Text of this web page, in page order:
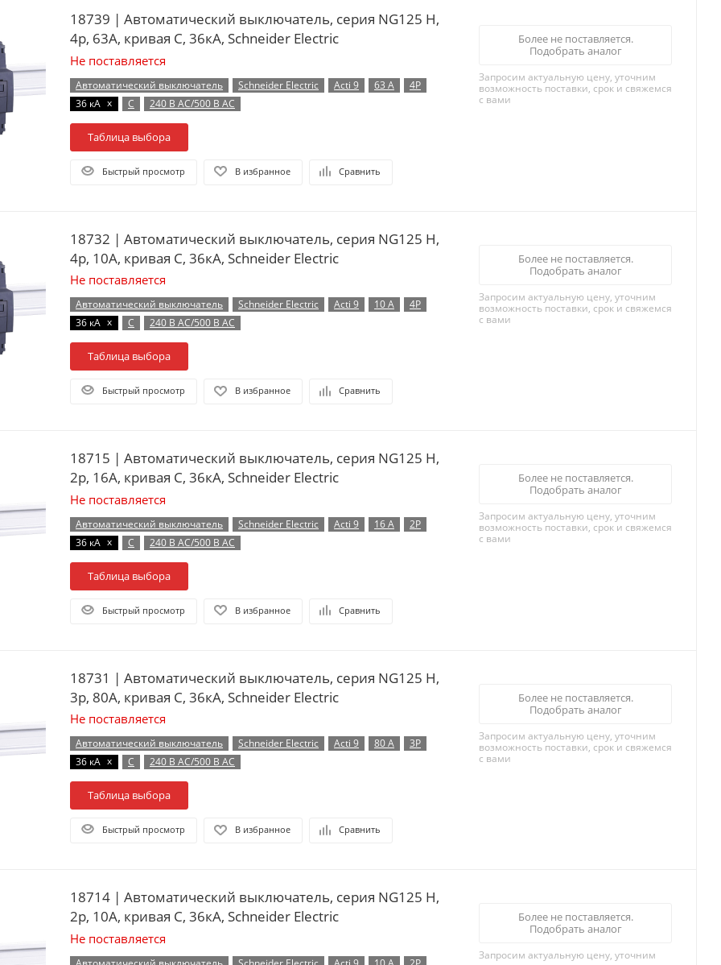
18739 | Автоматический выключатель, серия NG125 H,
4p, 63А, кривая C, 36кА, Schneider Electric
Не поставляется
Автоматический выключатель Schneider Electric Acti 9 63 А
4P
36 кА x C 240 В AC/500 В AC
Таблица выбора
Быстрый просмотр В избранное Сравнить
Более не поставляется.
Подобрать аналог
Запросим актуальную цену, уточним
возможность поставки, срок и свяжемся
с вами
18732 | Автоматический выключатель, серия NG125 H,
4p, 10А, кривая C, 36кА, Schneider Electric
Не поставляется
Автоматический выключатель Schneider Electric Acti 9 10 А
4P
36 кА x C 240 В AC/500 В AC
Таблица выбора
Быстрый просмотр В избранное Сравнить
Более не поставляется.
Подобрать аналог
Запросим актуальную цену, уточним
возможность поставки, срок и свяжемся
с вами
18715 | Автоматический выключатель, серия NG125 H,
2p, 16А, кривая C, 36кА, Schneider Electric
Не поставляется
Автоматический выключатель Schneider Electric Acti 9 16 А
2P
36 кА x C 240 В AC/500 В AC
Таблица выбора
Быстрый просмотр В избранное Сравнить
Более не поставляется.
Подобрать аналог
Запросим актуальную цену, уточним
возможность поставки, срок и свяжемся
с вами
18731 | Автоматический выключатель, серия NG125 H,
3p, 80А, кривая C, 36кА, Schneider Electric
Не поставляется
Автоматический выключатель Schneider Electric Acti 9 80 А
3P
36 кА x C 240 В AC/500 В AC
Таблица выбора
Быстрый просмотр В избранное Сравнить
Более не поставляется.
Подобрать аналог
Запросим актуальную цену, уточним
возможность поставки, срок и свяжемся
с вами
18714 | Автоматический выключатель, серия NG125 H,
2p, 10А, кривая C, 36кА, Schneider Electric
Не поставляется
Более не поставляется.
Подобрать аналог
Запросим актуальную цену, уточним